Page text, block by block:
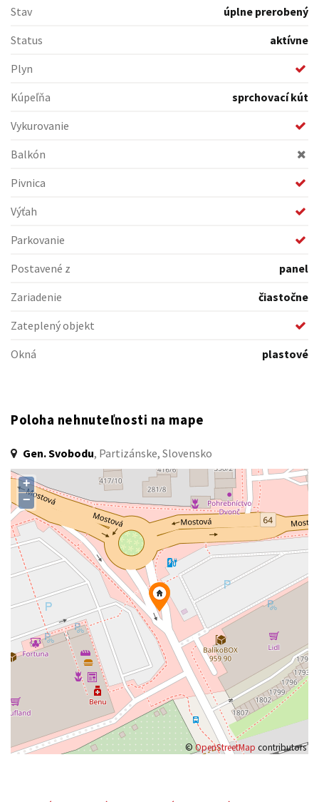
Stav
úplne prerobený
Status
aktívne
Plyn
Kúpeľňa
sprchovací kút
Vykurovanie
Balkón
Pivnica
Výťah
Parkovanie
Postavené z
panel
Zariadenie
čiastočne
Zateplený objekt
Okná
plastové
Poloha nehnuteľnosti na mape
Gen. Svobodu, Partizánske, Slovensko
+
−
©OpenStreetMap contributors